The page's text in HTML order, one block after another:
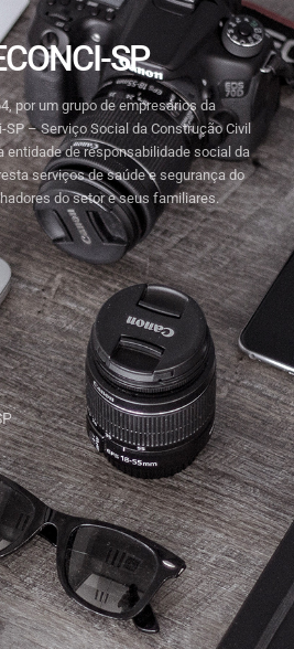
SP
por um grupo de empresários da
SP – Serviço Social da Construção Civil
entidade de responsabilidade social da
serviços de saúde e segurança do
do setor e seus familiares.